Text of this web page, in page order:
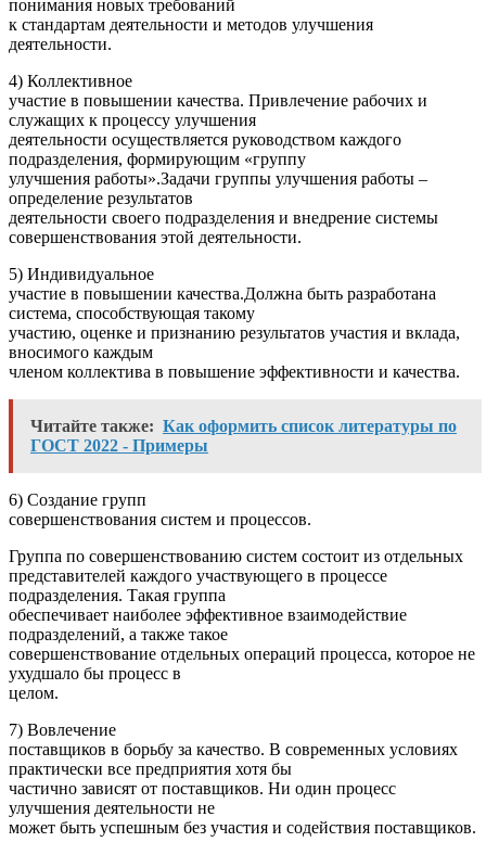
понимания новых требований
к стандартам деятельности и методов улучшения
деятельности.
4) Коллективное
участие в повышении качества. Привлечение рабочих и
служащих к процессу улучшения
деятельности осуществляется руководством каждого
подразделения, формирующим «группу
улучшения работы».Задачи группы улучшения работы –
определение результатов
деятельности своего подразделения и внедрение системы
совершенствования этой деятельности.
5) Индивидуальное
участие в повышении качества.Должна быть разработана
система, способствующая такому
участию, оценке и признанию результатов участия и вклада,
вносимого каждым
членом коллектива в повышение эффективности и качества.
Читайте также: Как оформить список литературы по
ГОСТ 2022 - Примеры
6) Создание групп
совершенствования систем и процессов.
Группа по совершенствованию систем состоит из отдельных
представителей каждого участвующего в процессе
подразделения. Такая группа
обеспечивает наиболее эффективное взаимодействие
подразделений, а также такое
совершенствование отдельных операций процесса, которое не
ухудшало бы процесс в
целом.
7) Вовлечение
поставщиков в борьбу за качество. В современных условиях
практически все предприятия хотя бы
частично зависят от поставщиков. Ни один процесс
улучшения деятельности не
может быть успешным без участия и содействия поставщиков.